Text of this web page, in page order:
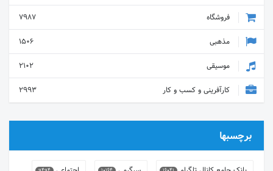
فروشگاه
7987
مذهبی
1506
موسیقی
2102
کارآفرینی و کسب و کار
2993
برچسبها